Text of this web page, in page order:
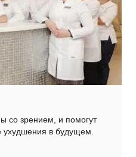
со зрением, и помогут
ухудшения в будущем.